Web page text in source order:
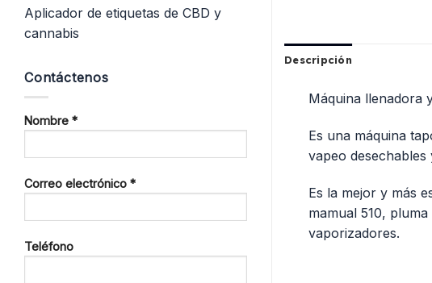
Aplicador de etiquetas de CBD y
cannabis
Contáctenos
Nombre *
Correo electrónico *
Teléfono
Descripción
Máquina llenadora
Es una máquina
vapeo desechables
Es la mejor y más
mamual 510,
vaporizadores.